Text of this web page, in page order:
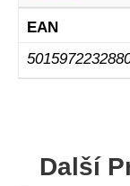
EAN
Další